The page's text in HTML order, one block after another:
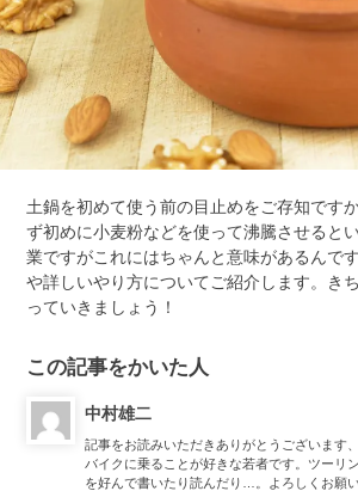
土鍋を初めて使う前の目止めをご存知です
ず初めに小麦粉などを使って沸騰させると
業ですがこれにはちゃんと意味があるんで
や詳しいやり方についてご紹介します。き
っていきましょう！
この記事をかいた人
中村雄二
記事をお読みいただきありがとうございます
バイクに乗ることが好きな若者です。ツーリ
を好んで書いたり読んだり…。よろしくお願い